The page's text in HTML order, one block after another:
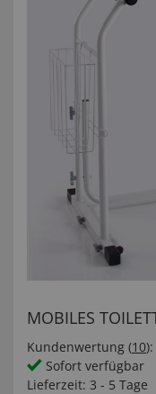
MOBILES
Kundenwertung (10):
Sofort verfügbar
Lieferzeit: 3 - 5 Tage